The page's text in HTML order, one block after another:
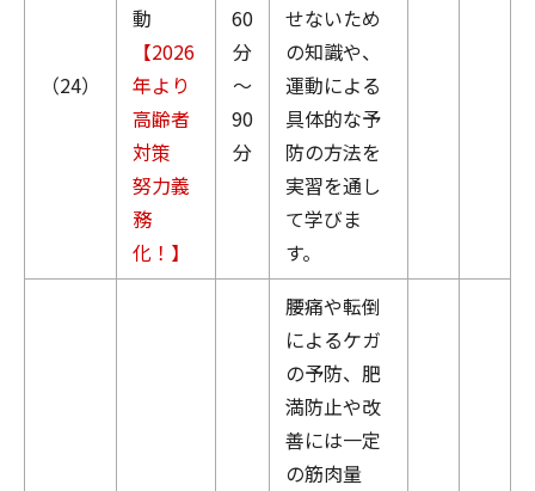
（24）
動
【2026
年より
高齢者
対策
努力義
務
化！】
60
分
～
90
分
せないため
の知識や、
運動による
具体的な予
防の方法を
実習を通し
て学びま
す。
腰痛や転倒
によるケガ
の予防、肥
満防止や改
善には一定
の筋肉量